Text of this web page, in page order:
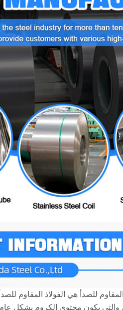
المقاوم للصدأ هي الفولاذ المقاوم